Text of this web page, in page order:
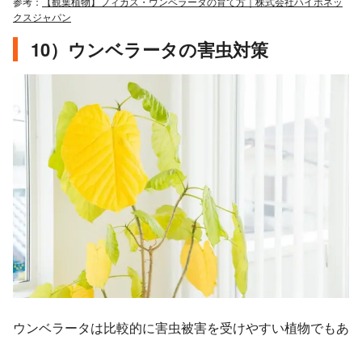
クスジャパン
10）ウンベラータの害虫対策
ウンベラータは比較的に害虫被害を受けやすい植物でもあ